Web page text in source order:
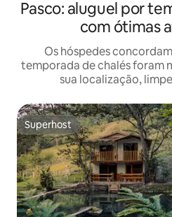
Pasco: aluguel por
com ótimas
Os hóspedes
temporada de chalés foram
sua localização,
Superhost
Superhost